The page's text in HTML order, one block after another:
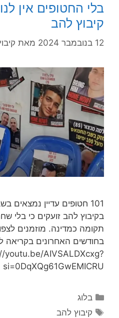
בלי החטופים אין
קיבוץ להב
12 בנובמבר 2024 מאת
101 חטופים עדיין
בקיבוץ להב זועקים כי בלי
תקומה כמדינה. מוזמנים
בחודשים האחרונים בקריאה
youtu.be/AIVSALDXcxg?
si=0DqXQg61GwEMICRU
בלוג
קיבוץ להב